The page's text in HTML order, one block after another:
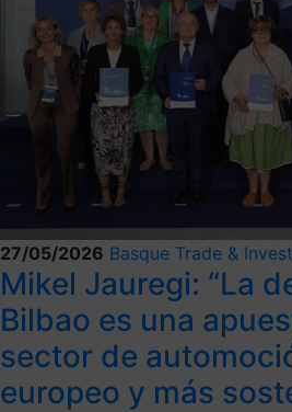
27/05/2026 Basque Trade &
Mikel Jauregi: “La
Bilbao es una
sector de
europeo y más